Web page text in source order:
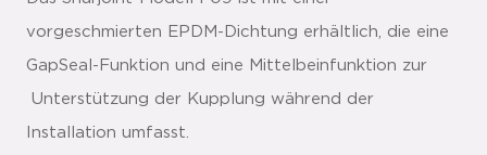
vorgeschmierten EPDM-Dichtung erhältlich, die eine
GapSeal-Funktion und eine Mittelbeinfunktion zur
Unterstützung der Kupplung während der
Installation umfasst.